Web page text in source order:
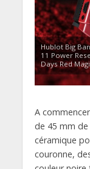
Hublot Big
11 Power
Days Red
A
de 45 mm de
céramique
couronne,